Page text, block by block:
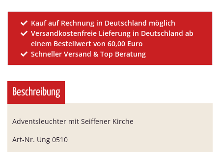
Kauf auf Rechnung in Deutschland möglich
Versandkostenfreie Lieferung in Deutschland ab
einem Bestellwert von 60,00 Euro
Schneller Versand & Top Beratung
Beschreibung
Adventsleuchter mit Seiffener Kirche
Art-Nr. Ung 0510